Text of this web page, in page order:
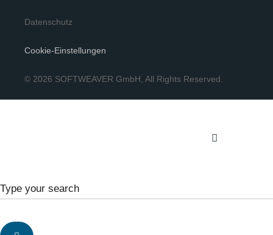
Datenschutz
Cookie-Einstellungen
© 2026 SOFTWEAVER GmbH, All Rights Reserved.